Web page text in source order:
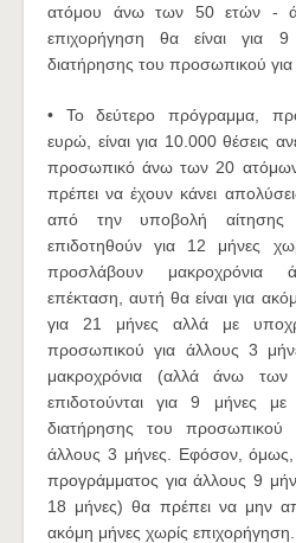
ατόμου άνω των 50 ετών -
επιχορήγηση θα είναι για
διατήρησης του προσωπικού για
• Το δεύτερο πρόγραμμα,
ευρώ, είναι για 10.000 θέσεις
προσωπικό άνω των 20 ατόμων.
πρέπει να έχουν κάνει
από την υποβολή
επιδοτηθούν για 12 μήνες
προσλάβουν μακροχρόνια
επέκταση, αυτή θα είναι για
για 21 μήνες αλλά με
προσωπικού για άλλους 3
μακροχρόνια (αλλά άνω
επιδοτούνται για 9 μήνες
διατήρησης του προσωπικού
άλλους 3 μήνες. Εφόσον, όμως,
προγράμματος για άλλους 9
18 μήνες) θα πρέπει να μην
ακόμη μήνες χωρίς επιχορήγηση.